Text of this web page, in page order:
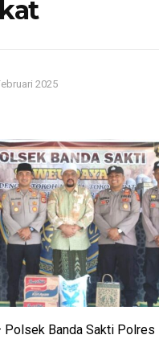
2025
Polsek Banda Sakti Polres